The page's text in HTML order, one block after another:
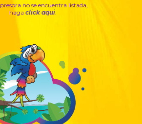
no se encuentra listada,
haga click aqui.